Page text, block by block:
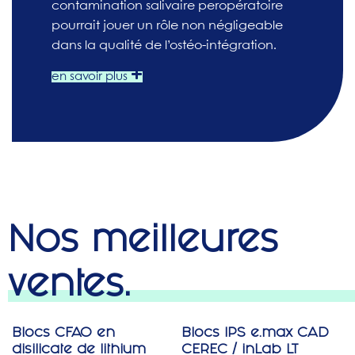
contamination salivaire peropératoire
pourrait jouer un rôle non négligeable
dans la qualité de l’ostéo-intégration.
en savoir plus
Nos meilleures
ventes.
jusqu'à -40%
Blocs CFAO en
disilicate de lithium
jusqu'à -22%
Blocs IPS e.max CAD
CEREC / inLab LT